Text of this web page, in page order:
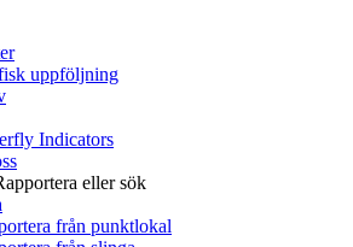
uppföljning
Indicators
eller sök
från punktlokal